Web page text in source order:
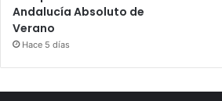
Andalucía Absoluto de
Verano
Hace 5 días